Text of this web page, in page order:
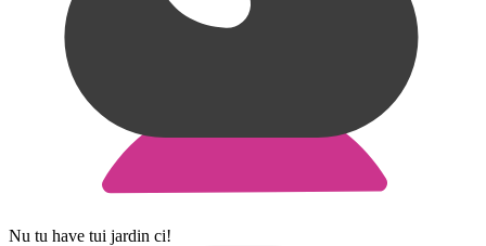
Nu tu have tui jardin ci!